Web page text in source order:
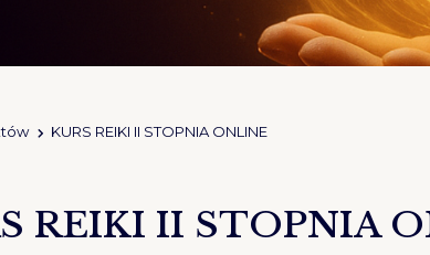
KURS REIKI II STOPNIA ONLINE
REIKI II STOPNIA